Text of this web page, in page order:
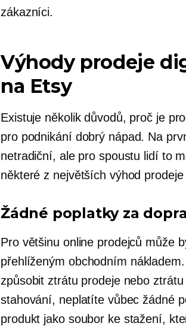
zákazníci.
Výhody prodeje
na Etsy
Existuje několik důvodů, proč je
pro podnikání dobrý nápad. Na
netradiční, ale pro spoustu lidí to
některé z největších výhod
Žádné poplatky za
Pro většinu online prodejců může
přehlíženým obchodním
způsobit ztrátu prodeje nebo
stahování, neplatíte vůbec žádné
produkt jako soubor ke stažení,